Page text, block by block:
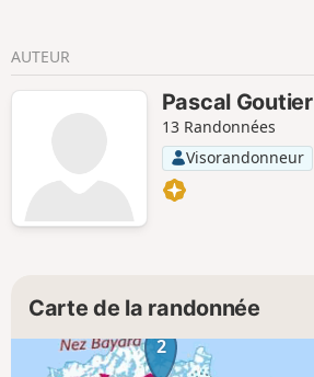
AUTEUR
Pascal Goutier
13 Randonnées
Visorandonneur
Carte de la randonnée
2